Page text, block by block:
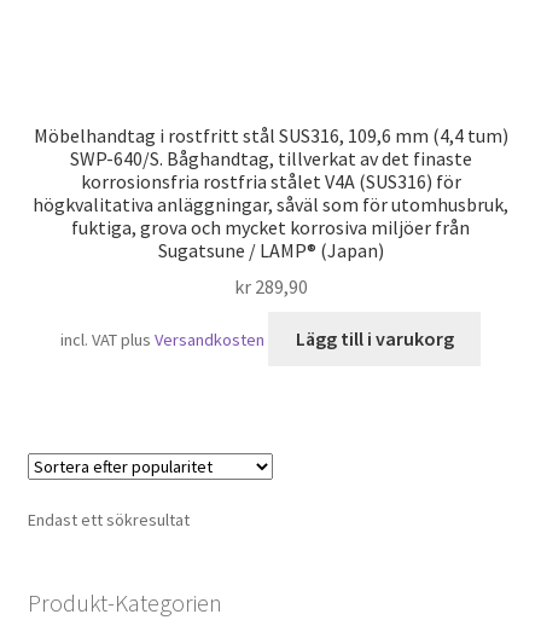
Möbelhandtag i rostfritt stål SUS316, 109,6 mm (4,4 tum)
SWP-640/S. Båghandtag, tillverkat av det finaste
korrosionsfria rostfria stålet V4A (SUS316) för
högkvalitativa anläggningar, såväl som för utomhusbruk,
fuktiga, grova och mycket korrosiva miljöer från
Sugatsune / LAMP® (Japan)
kr289,90
incl. VATplus Versandkosten Lägg till i varukorg
Endast ett sökresultat
Produkt-Kategorien